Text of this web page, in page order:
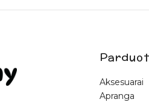
Aksesuarai
Apranga